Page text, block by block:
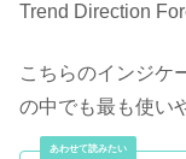
Trend Direction
こちらのインジケ
の中でも最も使い